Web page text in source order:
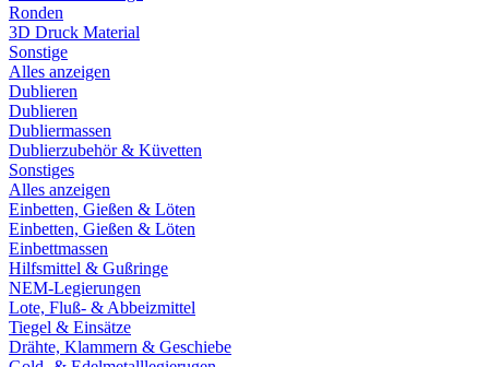
Ronden
3D Druck Material
Sonstige
Alles anzeigen
Dublieren
Dublieren
Dubliermassen
Dublierzubehör & Küvetten
Sonstiges
Alles anzeigen
Einbetten, Gießen & Löten
Einbetten, Gießen & Löten
Einbettmassen
Hilfsmittel & Gußringe
NEM-Legierungen
Lote, Fluß- & Abbeizmittel
Tiegel & Einsätze
Drähte, Klammern & Geschiebe